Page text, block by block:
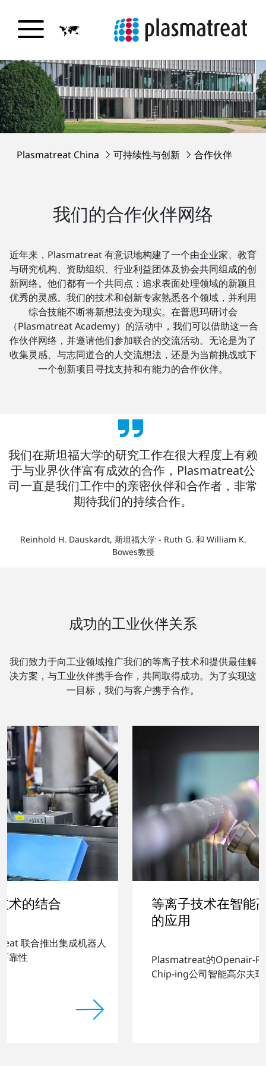
Plasmatreat China 可持续性与创新 合作伙伴
我们的合作伙伴网络
近年来，Plasmatreat 有意识地构建了一个由企业家、教育
与研究机构、资助组织、行业利益团体及协会共同组成的创
新网络。他们都有一个共同点：追求表面处理领域的新颖且
优秀的灵感。我们的技术和创新专家熟悉各个领域，并利用
综合技能不断将新想法变为现实。在普思玛研讨会
（Plasmatreat Academy）的活动中，我们可以借助这一合
作伙伴网络，并邀请他们参加联合的交流活动。无论是为了
收集灵感、与志同道合的人交流想法，还是为当前挑战或下
一个创新项目寻找支持和有能力的合作伙伴。
我们在斯坦福大学的研究工作在很大程度上有赖
于与业界伙伴富有成效的合作，Plasmatreat公
司一直是我们工作中的亲密伙伴和合作者，非常
期待我们的持续合作。
Reinhold H. Dauskardt, 斯坦福大学 - Ruth G. 和 William K.
Bowes教授
成功的工业伙伴关系
我们致力于向工业领域推广我们的等离子技术和提供最佳解
决方案，与工业伙伴携手合作，共同取得成功。为了实现这
一目标，我们与客户携手合作。
机器人
等离子技术在智能高尔夫球制
Plasmatreat的Openair-Plasma®技术如
Chip-ing公司智能高尔夫球生产工艺